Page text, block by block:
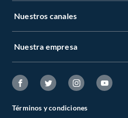
Nuestros canales
Nuestra empresa
Términos y condiciones